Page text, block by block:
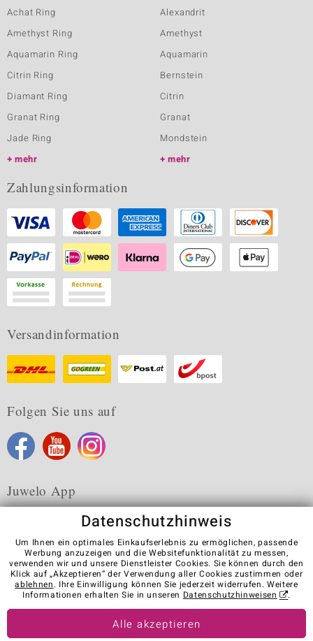
Achat Ring
Amethyst Ring
Aquamarin Ring
Citrin Ring
Diamant Ring
Granat Ring
Jade Ring
mehr
Alexandrit
Amethyst
Aquamarin
Bernstein
Citrin
Granat
Mondstein
mehr
Zahlungsinformation
Versandinformation
Folgen Sie uns auf
Juwelo App
Karriere AGB Datenschutz Cookies
Impressum
Kontakt
Vertrag widerrufen
Visit our stores in other countries:
Datenschutzhinweis
Um Ihnen ein optimales Einkaufserlebnis zu ermöglichen, passende
Werbung anzuzeigen und die Websitefunktionalität zu messen,
verwenden wir und unsere Dienstleister Cookies. Sie können durch den
Klick auf „Akzeptieren“ der Verwendung aller Cookies zustimmen oder
ablehnen. Ihre Einwilligung können Sie jederzeit widerrufen. Weitere
Informationen erhalten Sie in unseren Datenschutzhinweisen .
Alle akzeptieren